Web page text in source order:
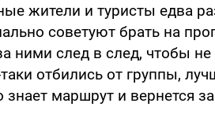
жители и туристы едва
советуют брать на
ними след в след, чтобы не
отбились от группы,
знает маршрут и вернется